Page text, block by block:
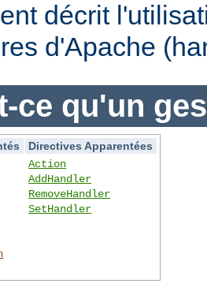
décrit
d'Apache
ce qu'un
Directives Apparentées
Action
AddHandler
RemoveHandler
SetHandler